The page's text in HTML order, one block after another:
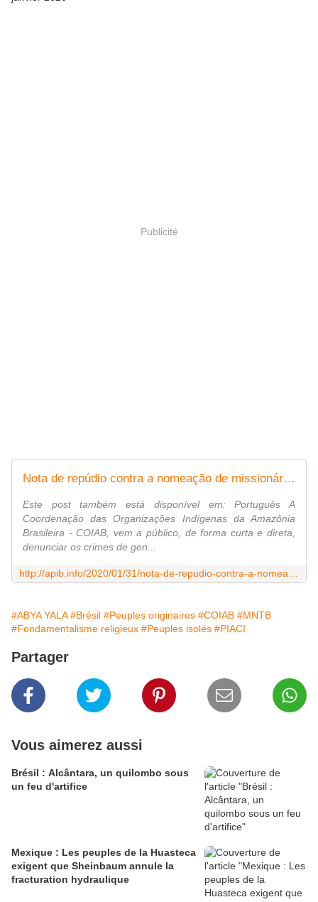
Publicité
Nota de repúdio contra a nomeação de missionário da MNTB para o setor de isolados na Funai
Este post também está disponível em: Português A
Coordenação das Organizações Indígenas da Amazônia
Brasileira - COIAB, vem a público, de forma curta e direta,
denunciar os crimes de gen...
#ABYA YALA #Brésil #Peuples originaires #COIAB #MNTB
#Fondamentalisme religieux #Peuples isolés #PIACI
Partager
Vous aimerez aussi
Brésil : Alcântara, un quilombo sous
un feu d'artifice
Mexique : Les peuples de la Huasteca
exigent que Sheinbaum annule la
fracturation hydraulique